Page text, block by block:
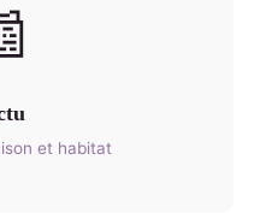
et habitat